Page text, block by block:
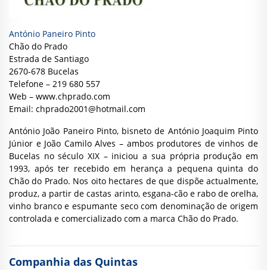
António Paneiro Pinto
Chão do Prado
Estrada de Santiago
2670-678 Bucelas
Telefone – 219 680 557
Web – www.chprado.com
Email: chprado2001@hotmail.com
António João Paneiro Pinto, bisneto de António Joaquim Pinto
Júnior e João Camilo Alves – ambos produtores de vinhos de
Bucelas no século XIX – iniciou a sua própria produção em
1993, após ter recebido em herança a pequena quinta do
Chão do Prado. Nos oito hectares de que dispõe actualmente,
produz, a partir de castas arinto, esgana-cão e rabo de orelha,
vinho branco e espumante seco com denominação de origem
controlada e comercializado com a marca Chão do Prado.
Companhia das Quintas